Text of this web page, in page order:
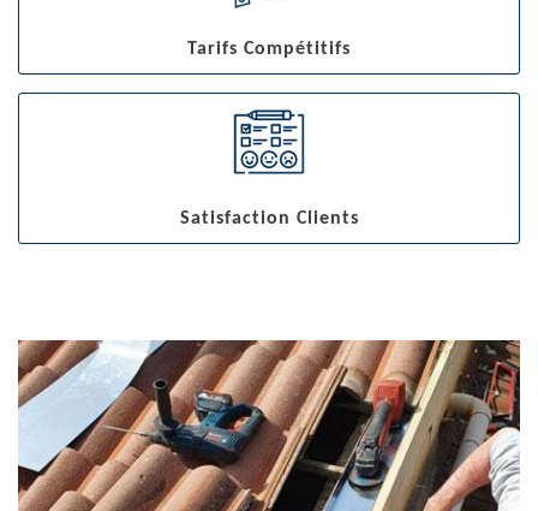
Tarifs Compétitifs
Satisfaction Clients